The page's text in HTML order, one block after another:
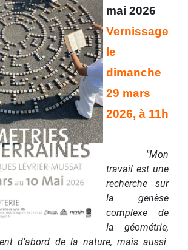
mai 2026
Vernissage
le
dimanche
29 mars
2026, à 11h
"Mon
travail est une
recherche sur
la genèse
complexe de
la géométrie,
d’abord de la nature, mais aussi